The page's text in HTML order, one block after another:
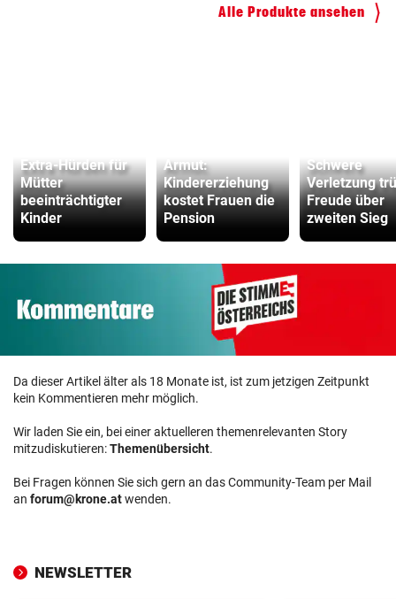
Alle Produkte ansehen
Extra-Hürden für
Mütter
beeinträchtigter
Kinder
Armut:
Kindererziehung
kostet Frauen die
Pension
Schwere
Verletzung
Freude über
zweiten Sieg
Da dieser Artikel älter als 18 Monate ist, ist zum jetzigen Zeitpunkt
kein Kommentieren mehr möglich.
Wir laden Sie ein, bei einer aktuelleren themenrelevanten Story
mitzudiskutieren:Themenübersicht.
Bei Fragen können Sie sich gern an das Community-Team per Mail
an forum@krone.atwenden.
NEWSLETTER